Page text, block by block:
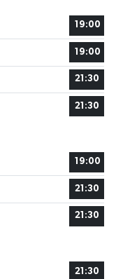
19:00
19:00
21:30
21:30
19:00
21:30
21:30
21:30